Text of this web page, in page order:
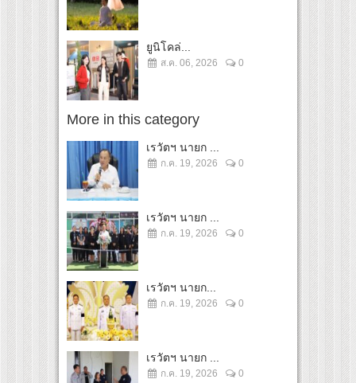
ยูนิโคล่...
ส.ค. 06, 2026 0
More in this category
เรวัตฯ นายก ...
ก.ค. 19, 2026 0
เรวัตฯ นายก ...
ก.ค. 19, 2026 0
เรวัตฯ นายก...
ก.ค. 19, 2026 0
เรวัตฯ นายก ...
ก.ค. 19, 2026 0